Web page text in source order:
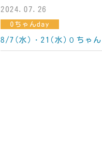
2024.07.26
0ちゃんday
8/7(水)・21(水)０ちゃん